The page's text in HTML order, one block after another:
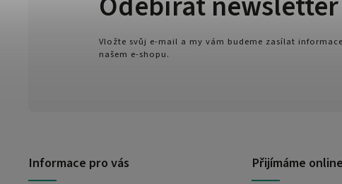
Informace pro vás Přijímáme
Vložte svůj e-mail a my vám budeme zasílat
našem e-shopu.